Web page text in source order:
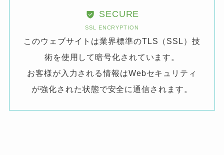
SECURE
SSL ENCRYPTION
このウェブサイトは業界標準のTLS（SSL）技
術を使用して暗号化されています。
お客様が入力される情報はWebセキュリティ
が強化された状態で安全に通信されます。